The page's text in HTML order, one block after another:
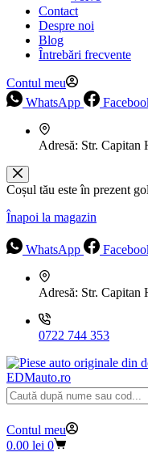
Contact
Despre noi
Blog
Întrebări frecvente
Contul meu
WhatsApp
Adresă: Str. Capitan
Coșul tău este în prezent
Înapoi la magazin
WhatsApp
Adresă: Str. Capitan
0722 744 353
EDMauto.ro
Niciun
rezultat
Contul meu
Coș
0.00 lei 0